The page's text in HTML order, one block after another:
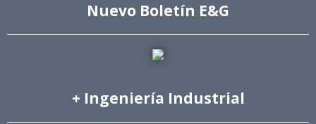
Nuevo Boletín E&G
+ Ingeniería Industrial